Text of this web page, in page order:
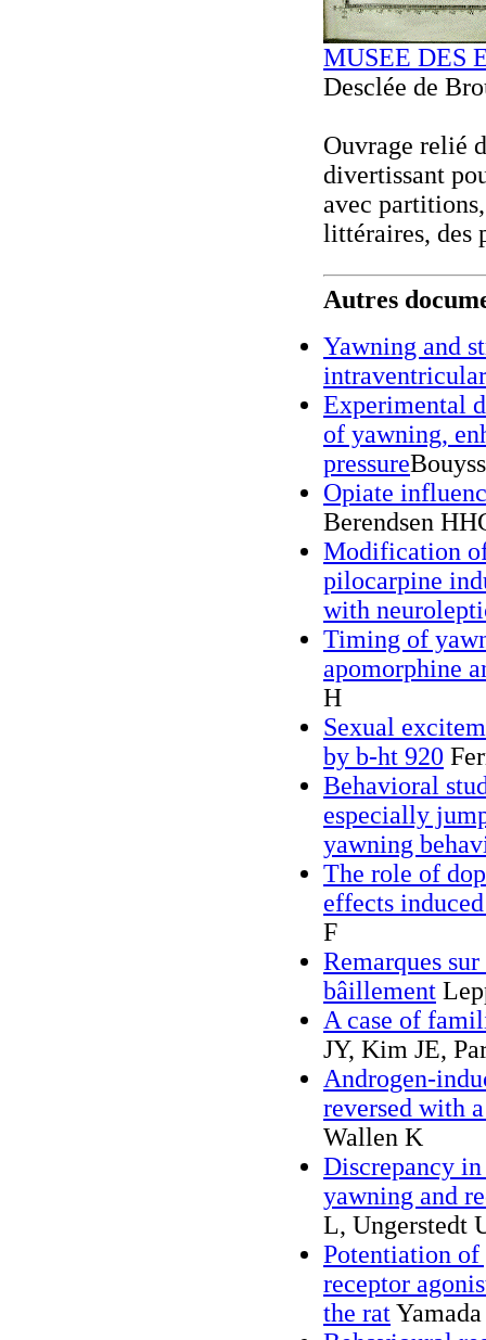
MUSEE DES
Desclée de
Ouvrage relié
divertissant
avec
littéraires, des
Autres
Yawning and
Experimental
of yawning,
pressure
Opiate
Berendsen
Modification
pilocarpine
with
Timing of
apomorphine
H
Sexual
by b-ht 920
Behavioral
especially
yawning
The role of
effects
F
Remarques
bâillement
A case of
JY, Kim JE,
Androgen-
reversed with
Wallen K
Discrepancy
yawning and
L, Ungerstedt
Potentiation of
receptor
the rat